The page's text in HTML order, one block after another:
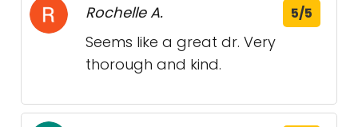
Rochelle A. 5/5
Seems like a great dr. Very
thorough and kind.